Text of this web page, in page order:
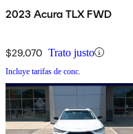
2023 Acura TLX FWD
$29,070 Trato justo
Incluye tarifas de conc.